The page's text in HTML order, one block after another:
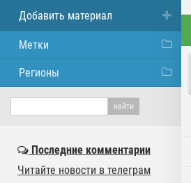
Добавить материал
Метки
Регионы
Последние комментарии
Читайте новости в телеграм